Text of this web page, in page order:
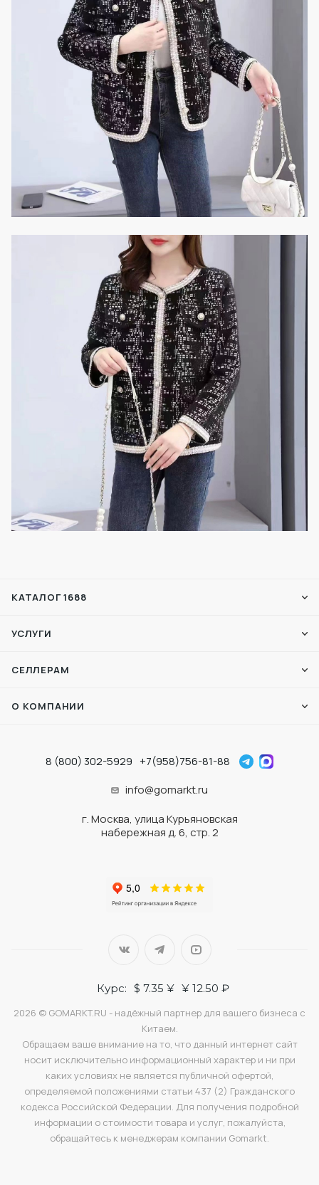
КАТАЛОГ 1688
УСЛУГИ
СЕЛЛЕРАМ
О КОМПАНИИ
8 (800) 302-5929 +7(958)756-81-88
info@gomarkt.ru
г. Москва, улица Курьяновская
набережная д. 6, стр. 2
Курс: $ 7.35 ¥ ¥ 12.50 ₽
2026 © GOMARKT.RU - надёжный партнер для вашего бизнеса с
Китаем.
Обращаем ваше внимание на то, что данный интернет сайт
носит исключительно информационный характер и ни при
каких условиях не является публичной офертой,
определяемой положениями статьи 437 (2) Гражданского
кодекса Российской Федерации. Для получения подробной
информации о стоимости товара и услуг, пожалуйста,
обращайтесь к менеджерам компании Gomarkt.